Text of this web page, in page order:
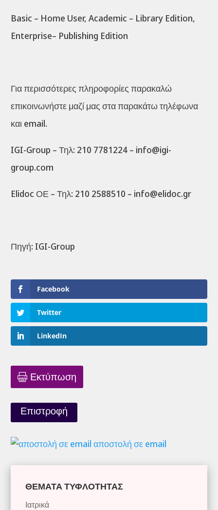
Basic – Home User, Academic – Library Edition,
Enterprise– Publishing Edition
Για περισσότερες πληροφορίες παρακαλώ
επικοινωνήστε μαζί μας στα παρακάτω τηλέφωνα
και email.
IGI-Group – Τηλ: 210 7781224 – info@igi-
group.com
Elidoc ΟΕ – Τηλ: 210 2588510 – info@elidoc.gr
Πηγή: IGI-Group
Facebook
Twitter
LinkedIn
Εκτύπωση
Επιστροφή
αποστολή σε email
ΘΕΜΑΤΑ ΤΥΦΛΟΤΗΤΑΣ
Ιατρικά